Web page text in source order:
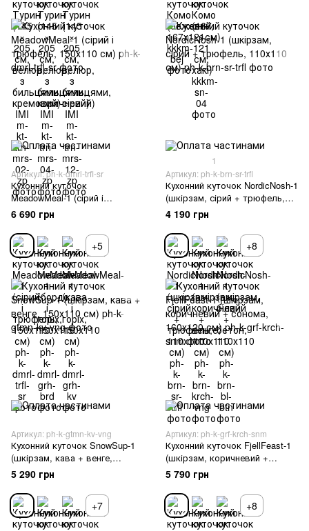
Артикул: ph-k-dmrl-trfl-sr
Кухонний куточок
MeadowMeal-1 (сірий і
трюфель, 150х110 см)
6 690 грн
+5
1
Артикул: ph-k-brn-sr-trfl
Кухонний куточок NordicNosh-1
(шкірзам, сірий + трюфель,
110х110 см)
4 190 грн
+8
Артикул: ph-k-gtmn-kv-vng
Кухонний куточок SnowSup-1
(шкірзам, кава + венге,
150х110 см)
5 290 грн
+7
Артикул: ph-k-grf-krch-snm
Кухонний куточок FjellFeast-1
(шкірзам, коричневий +
сонома, 160х120 см)
5 790 грн
+8